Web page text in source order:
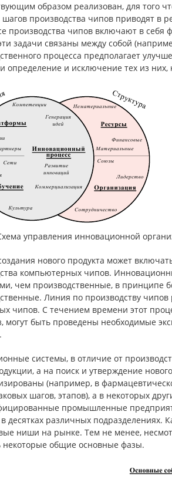
образом реализован, для
производства чипов приводят в
производства чипов включают в
задачи связаны между собой
процесса предполагает
определение и исключение тех из
управления инновационной
нового продукта может
компьютерных чипов.
чем производственные, в принципе
Линия по производству
чипов. С течением времени этот
могут быть проведены необходимые
системы, в отличие от
а на поиск и утверждение
(например, в
шагов, этапов), а в некоторых
промышленные
в десятках различных
ниши на рынке. Тем не менее,
некоторые общие основные фазы.